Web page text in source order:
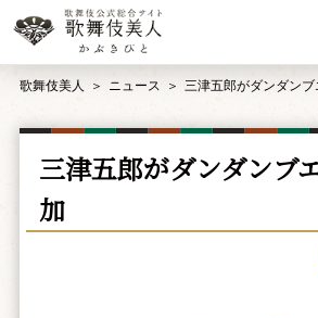
歌舞伎美人 ニュース 三津五郎がダンダン
三津五郎がダンダンブ
加